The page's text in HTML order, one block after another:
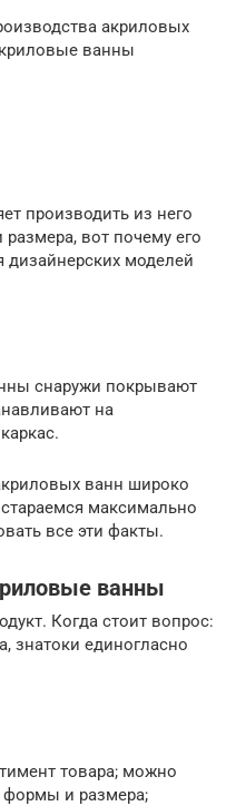
акриловых
ванны
производить из него
вот почему его
дизайнерских моделей
снаружи покрывают
на
ванн широко
максимально
все эти факты.
ванны
Когда стоит вопрос:
знатоки единогласно
товара; можно
формы и размера;